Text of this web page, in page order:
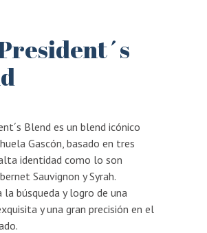
Blend es un blend icónico
Gascón, basado en tres
identidad como lo son
Sauvignon y Syrah.
la búsqueda y logro de una
y una gran precisión en el